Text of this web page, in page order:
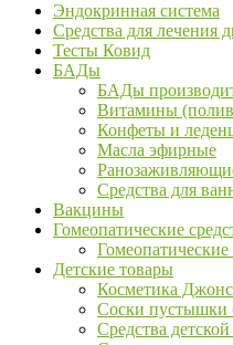
Эндокринная система
Средства для лечения
Тесты Ковид
БАДы
БАДы
Витамины
Конфеты и
Масла эфирные
Средства для
Вакцины
Гомеопатические
Гомеопатические
Детские товары
Косметика
Соски пустышки
Средства